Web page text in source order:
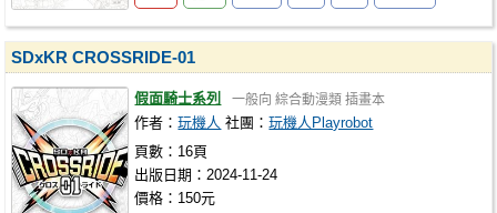
SDxKR CROSSRIDE-01
假面騎士系列 一般向 綜合動漫類 插畫本
作者：玩機人 社團：玩機人Playrobot
頁數：16頁
出版日期：2024-11-24
價格：150元